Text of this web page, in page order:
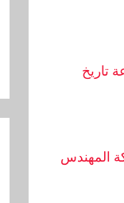
تاريخ
موديل 811 ماركة المهندس